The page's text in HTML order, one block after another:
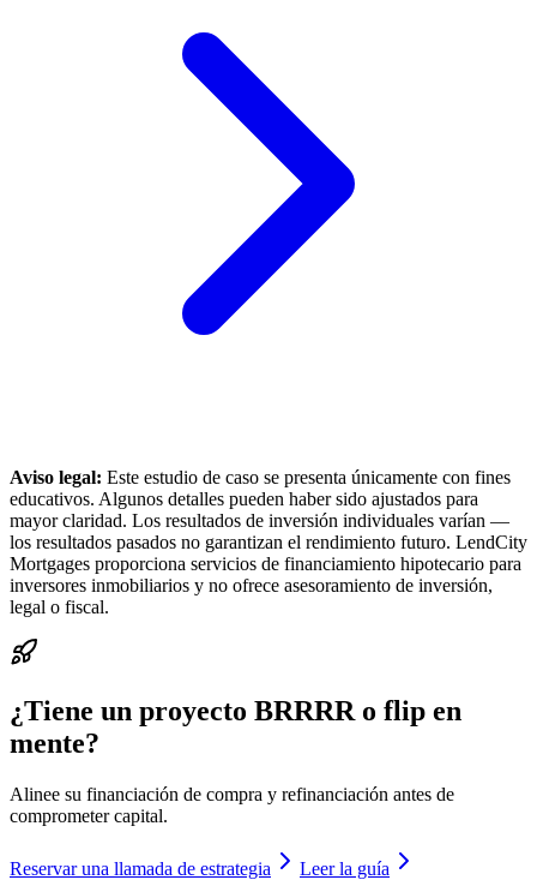
Aviso legal: Este estudio de caso se presenta únicamente con fines
educativos. Algunos detalles pueden haber sido ajustados para
mayor claridad. Los resultados de inversión individuales varían —
los resultados pasados no garantizan el rendimiento futuro. LendCity
Mortgages proporciona servicios de financiamiento hipotecario para
inversores inmobiliarios y no ofrece asesoramiento de inversión,
legal o fiscal.
¿Tiene un proyecto BRRRR o flip en
mente?
Alinee su financiación de compra y refinanciación antes de
comprometer capital.
Reservar una llamada de estrategia Leer la guía